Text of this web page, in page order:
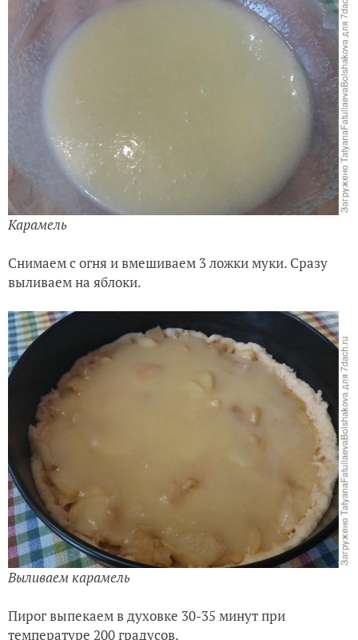
Карамель
Снимаем с огня и вмешиваем 3 ложки муки. Сразу
выливаем на яблоки.
Выливаем карамель
Пирог выпекаем в духовке 30-35 минут при
температуре 200 градусов.